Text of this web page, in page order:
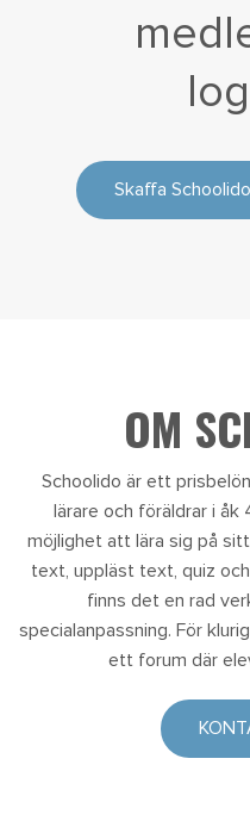
Skaffa
OM
Schoolido är ett
lärare och föräldrar i
möjlighet att lära sig på
text, uppläst text, quiz
finns det en rad
specialanpassning. För
ett forum där